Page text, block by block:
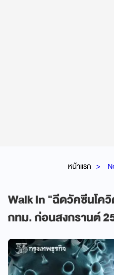
หน้าแรก
Walk In "ฉีดวัคซีนโค
กทม. ก่อนสงกรานต์